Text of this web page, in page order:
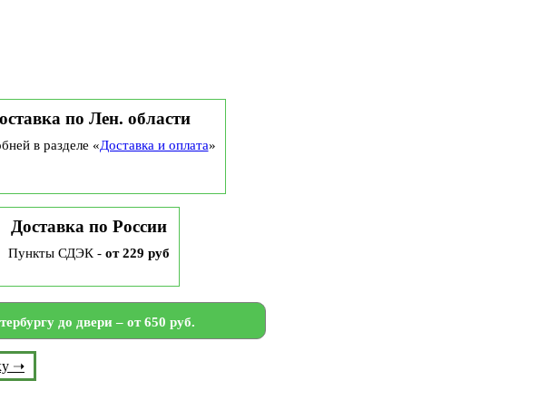
по Лен. области
в разделе «Доставка и оплата»
Доставка по России
Пункты СДЭК - от 229 руб
до двери – от 650 руб.
➝